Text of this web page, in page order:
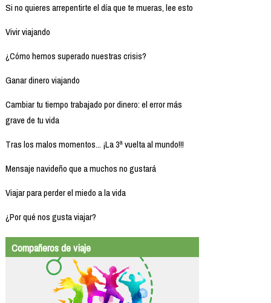
Si no quieres arrepentirte el día que te mueras, lee esto
Vivir viajando
¿Cómo hemos superado nuestras crisis?
Ganar dinero viajando
Cambiar tu tiempo trabajado por dinero: el error más
grave de tu vida
Tras los malos momentos... ¡La 3ª vuelta al mundo!!!
Mensaje navideño que a muchos no gustará
Viajar para perder el miedo a la vida
¿Por qué nos gusta viajar?
Compañeros de viaje